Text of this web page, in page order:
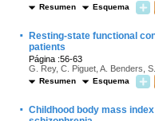
Resumen Esquema
·
Resting-state functional
patients
Página :56-63
G. Rey, C. Piguet, A. Benders,
Resumen Esquema
· Childhood body mass